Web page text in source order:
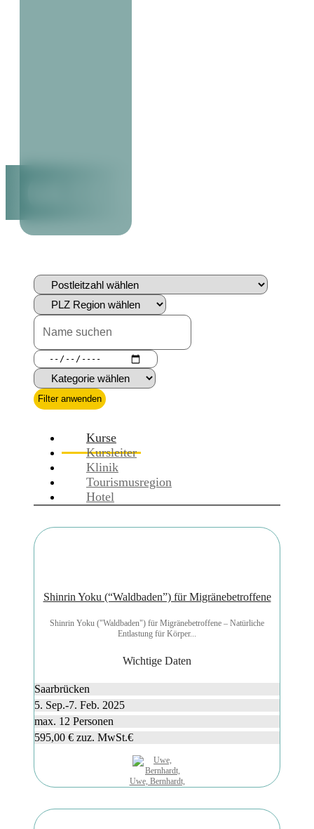
Filter anwenden
Kurse
Kursleiter
Klinik
Tourismusregion
Hotel
Shinrin Yoku (“Waldbaden”) für Migränebetroffene
Shinrin Yoku ("Waldbaden") für Migränebetroffene – Natürliche
Entlastung für Körper...
Wichtige Daten
Saarbrücken
5. Sep.-7. Feb. 2025
max. 12 Personen
595,00 € zuz. MwSt.€
Uwe, Bernhardt,